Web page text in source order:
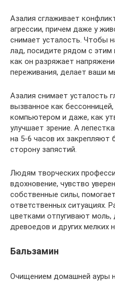
Азалия сглаживает
агрессии, причем даже у
снимает усталость. Чтобы
лад, посидите рядом с этим
как он разряжает
переживания, делает ваши
Азалия снимает усталость
вызванное как
компьютером и даже, как
улучшает зрение. А
на 5-6 часов их
сторону запястий.
Людям творческих
вдохновение, чувство
собственные силы,
ответственных ситуациях.
цветками отпугивают
древоедов и других мелких
Бальзамин
Очищением домашней ауры